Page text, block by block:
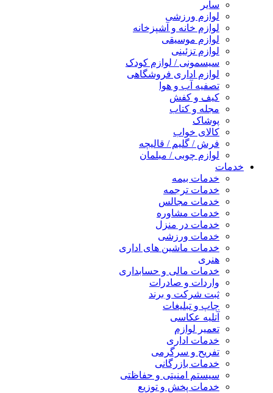
سایر
لوازم ورزشی
لوازم خانه و آشپزخانه
لوازم موسیقی
لوازم تزئینی
سیسمونی / لوازم کودک
لوازم اداری فروشگاهی
تصفیه آب و هوا
کیف و کفش
مجله و کتاب
پوشاک
کالای خواب
فرش / گلیم / قالیچه
لوازم چوبی / مبلمان
خدمات
خدمات بیمه
خدمات ترجمه
خدمات مجالس
خدمات مشاوره
خدمات در منزل
خدمات ورزشی
خدمات ماشین های اداری
هنری
خدمات مالی و حسابداری
واردات و صادرات
ثبت شرکت و برند
چاپ و تبلیغات
آتلیه عکاسی
تعمیر لوازم
خدمات اداری
تفریح و سرگرمی
خدمات بازرگانی
سیستم امنیتی و حفاظتی
خدمات پخش و توزیع